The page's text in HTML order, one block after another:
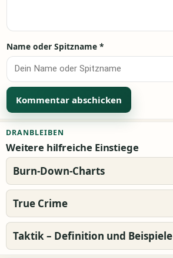
Name oder Spitzname *
DRANBLEIBEN
Weitere hilfreiche Einstiege
Burn-Down-Charts
True Crime
Taktik – Definition und Beispiele